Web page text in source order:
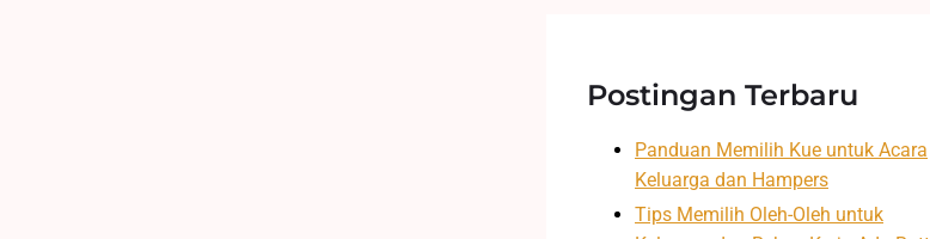
Postingan Terbaru
Panduan Memilih Kue untuk Acara
Keluarga dan Hampers
Tips Memilih Oleh-Oleh untuk